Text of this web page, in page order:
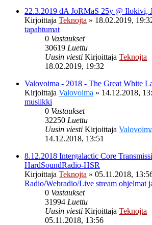
22.3.2019 dA JoRMaS 25y @ Ilokivi,
Kirjoittaja Teknojta » 18.02.2019,
tapahtumat
0 Vastaukset
30619 Luettu
Uusin viesti Kirjoittaja Teknojta
18.02.2019, 19:32
Valovoima - 2018 - The Great White
Kirjoittaja Valovoima » 14.12.2018,
musiikki
0 Vastaukset
32250 Luettu
Uusin viesti Kirjoittaja
14.12.2018, 13:51
8.12.2018 Intergalactic Core
HardSoundRadio-HSR
Kirjoittaja Teknojta » 05.11.2018,
Radio/Webradio/Live stream ohjelmat
0 Vastaukset
31994 Luettu
Uusin viesti Kirjoittaja Teknojta
05.11.2018, 13:56